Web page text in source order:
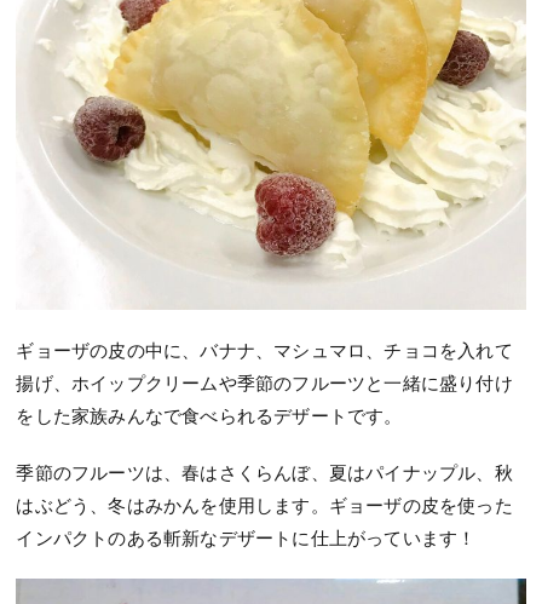
ギョーザの皮の中に、バナナ、マシュマロ、チョコを入れて
揚げ、ホイップクリームや季節のフルーツと一緒に盛り付け
をした家族みんなで食べられるデザートです。
季節のフルーツは、春はさくらんぼ、夏はパイナップル、秋
はぶどう、冬はみかんを使用します。ギョーザの皮を使った
インパクトのある斬新なデザートに仕上がっています！